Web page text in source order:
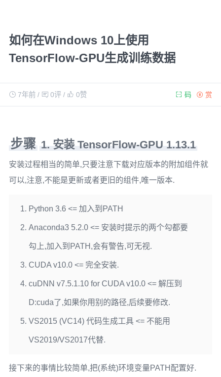
如何在Windows 10上使用
TensorFlow-GPU生成训练数据
7年前/ 0评/ 0赞 赏
码
步骤 1. 安装 TensorFlow-GPU 1.13.1
安装过程相当的简单,只要注意下载对应版本的附加组件就
可以,注意,不能是更新或者更旧的组件,唯一版本.
Python 3.6 <= 加入到PATH
Anaconda3 5.2.0 <= 安装时提示的两个勾都要
勾上,加入到PATH,会有警告,可无视.
CUDA v10.0 <= 完全安装.
cuDNN v7.5.1.10 for CUDA v10.0 <= 解压到
D:cuda了,如果你用别的路径,后续要修改.
VS2015 (VC14) 代码生成工具 <= 不能用
VS2019/VS2017代替.
接下来的事情比较简单,把(系统)环境变量PATH配置好.